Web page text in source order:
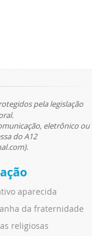
pela legislação
eletrônico ou
do A12
aparecida
da fraternidade
religiosas